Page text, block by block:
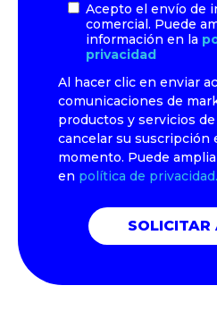
Acepto el envío de
comercial. Puede
información en la
privacidad
Al hacer clic en enviar
comunicaciones de
productos y servicios de
cancelar su suscripción
momento. Puede
en política de privacidad.